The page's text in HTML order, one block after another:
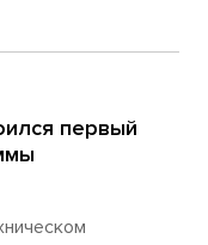
первый